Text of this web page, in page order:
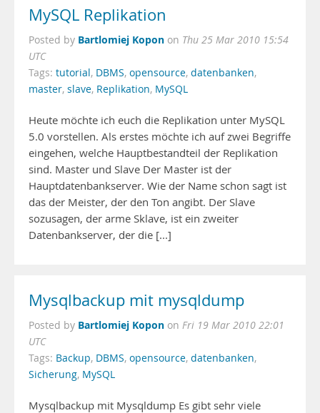
MySQL Replikation
Posted by Bartlomiej Kopon on Thu 25 Mar 2010 15:54
UTC
Tags: tutorial, DBMS, opensource, datenbanken,
master, slave, Replikation, MySQL
Heute möchte ich euch die Replikation unter MySQL
5.0 vorstellen. Als erstes möchte ich auf zwei Begriffe
eingehen, welche Hauptbestandteil der Replikation
sind. Master und Slave Der Master ist der
Hauptdatenbankserver. Wie der Name schon sagt ist
das der Meister, der den Ton angibt. Der Slave
sozusagen, der arme Sklave, ist ein zweiter
Datenbankserver, der die [...]
Mysqlbackup mit mysqldump
Posted by Bartlomiej Kopon on Fri 19 Mar 2010 22:01
UTC
Tags: Backup, DBMS, opensource, datenbanken,
Sicherung, MySQL
Mysqlbackup mit Mysqldump Es gibt sehr viele